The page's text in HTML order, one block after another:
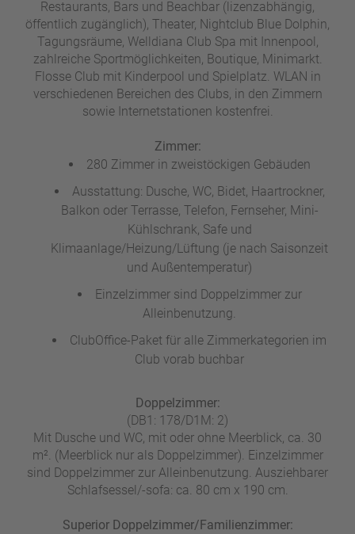
Restaurants, Bars und Beachbar (lizenzabhängig,
öffentlich zugänglich), Theater, Nightclub Blue Dolphin,
Tagungsräume, Welldiana Club Spa mit Innenpool,
zahlreiche Sportmöglichkeiten, Boutique, Minimarkt.
Flosse Club mit Kinderpool und Spielplatz. WLAN in
verschiedenen Bereichen des Clubs, in den Zimmern
sowie Internetstationen kostenfrei.
Zimmer:
280 Zimmer in zweistöckigen Gebäuden
Ausstattung: Dusche, WC, Bidet, Haartrockner,
Balkon oder Terrasse, Telefon, Fernseher, Mini-
Kühlschrank, Safe und
Klimaanlage/Heizung/Lüftung (je nach Saisonzeit
und Außentemperatur)
Einzelzimmer sind Doppelzimmer zur
Alleinbenutzung.
ClubOffice-Paket für alle Zimmerkategorien im
Club vorab buchbar
Doppelzimmer:
(DB1: 178/D1M: 2)
Mit Dusche und WC, mit oder ohne Meerblick, ca. 30
m². (Meerblick nur als Doppelzimmer). Einzelzimmer
sind Doppelzimmer zur Alleinbenutzung. Ausziehbarer
Schlafsessel/-sofa: ca. 80 cm x 190 cm.
Superior Doppelzimmer/Familienzimmer: